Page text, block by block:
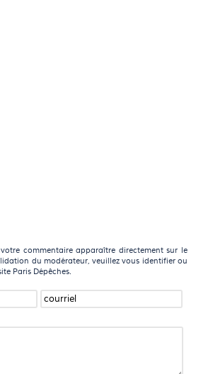
commentaire apparaître directement sur le
du modérateur, veuillez vous identifier ou
Paris Dépêches.